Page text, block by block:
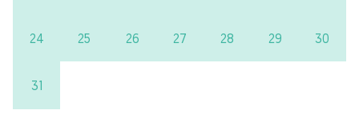
24 25 26 27 28 29 30
31